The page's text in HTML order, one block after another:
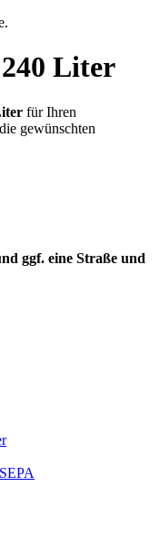
Liter
für Ihren
gewünschten
ggf. eine Straße und